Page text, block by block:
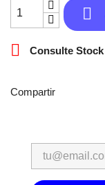

 Consulte Stock
Compartir